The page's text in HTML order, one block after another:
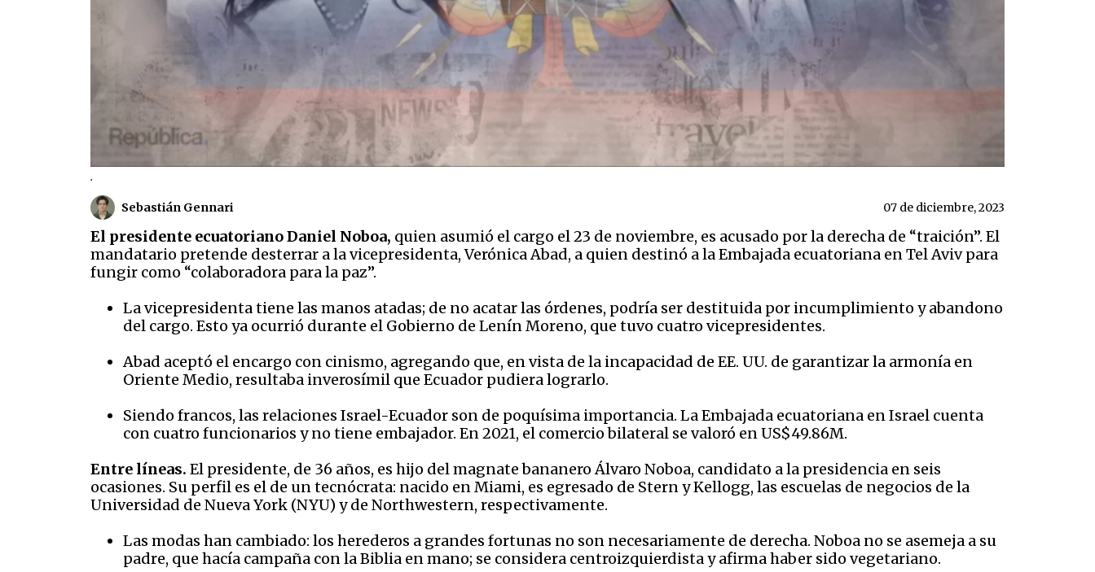
.
Sebastián Gennari 07 de diciembre, 2023
El presidente ecuatoriano Daniel Noboa, quien asumió el cargo el 23 de noviembre, es acusado por la derecha de “traición”. El
mandatario pretende desterrar a la vicepresidenta, Verónica Abad, a quien destinó a la Embajada ecuatoriana en Tel Aviv para
fungir como “colaboradora para la paz”.
La vicepresidenta tiene las manos atadas; de no acatar las órdenes, podría ser destituida por incumplimiento y abandono
del cargo. Esto ya ocurrió durante el Gobierno de Lenín Moreno, que tuvo cuatro vicepresidentes.
Abad aceptó el encargo con cinismo, agregando que, en vista de la incapacidad de EE. UU. de garantizar la armonía en
Oriente Medio, resultaba inverosímil que Ecuador pudiera lograrlo.
Siendo francos, las relaciones Israel-Ecuador son de poquísima importancia. La Embajada ecuatoriana en Israel cuenta
con cuatro funcionarios y no tiene embajador. En 2021, el comercio bilateral se valoró en US$49.86M.
Entre líneas. El presidente, de 36 años, es hijo del magnate bananero Álvaro Noboa, candidato a la presidencia en seis
ocasiones. Su perfil es el de un tecnócrata: nacido en Miami, es egresado de Stern y Kellogg, las escuelas de negocios de la
Universidad de Nueva York (NYU) y de Northwestern, respectivamente.
Las modas han cambiado: los herederos a grandes fortunas no son necesariamente de derecha. Noboa no se asemeja a su
padre, que hacía campaña con la Biblia en mano; se considera centroizquierdista y afirma haber sido vegetariano.